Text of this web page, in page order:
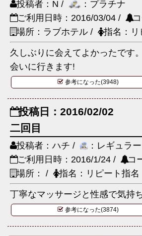
投稿者：N /
：プラチナ
ご利用日時：2016/03/04 /
場所：ラブホテル /
指名：リ
久しぶりに会えてよかったです
会いに行きます!
参考になった(3948)
投稿日：2016/02/02
二回目
投稿者：ハチ /
：レギュラー
ご利用日時：2016/1/24 /
コ
場所： /
指名：リピート指名
丁寧なマッサージと性感で気持
参考になった(3874)